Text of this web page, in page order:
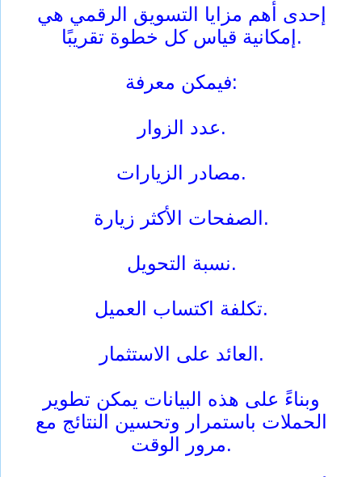
إحدى أهم مزايا التسويق الرقمي هي
إمكانية قياس كل خطوة تقريبًا.
فيمكن معرفة:
عدد الزوار.
مصادر الزيارات.
الصفحات الأكثر زيارة.
نسبة التحويل.
تكلفة اكتساب العميل.
العائد على الاستثمار.
وبناءً على هذه البيانات يمكن تطوير
الحملات باستمرار وتحسين النتائج مع
مرور الوقت.